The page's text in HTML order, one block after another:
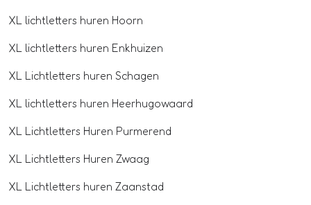
XL lichtletters huren Hoorn
XL lichtletters huren Enkhuizen
XL Lichtletters huren Schagen
XL lichtletters huren Heerhugowaard
XL Lichtletters Huren Purmerend
XL Lichtletters Huren Zwaag
XL Lichtletters huren Zaanstad